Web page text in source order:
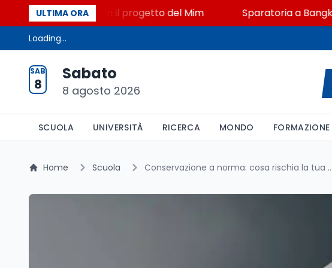
ULTIMA ORA
a Lerici con il progetto del Mim Sparatoria a Bangkok:
Loading...
SAB
8
Sabato
8 agosto 2026
SCUOLA UNIVERSITÀ RICERCA MONDO FORMAZIONE
Home Scuola Conservazione a norma: cosa rischia la tua scuola dal 30 giugno